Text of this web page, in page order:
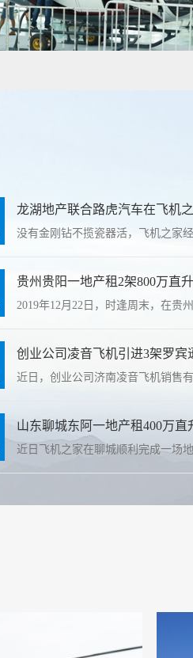
龙湖地产联合路虎汽车在飞机
没有金刚钻不揽瓷器活，飞机之
贵州贵阳一地产租2架800万直
2019年12月22日，时逢周末，在
创业公司凌音飞机引进3架罗
近日，创业公司济南凌音飞机销
山东聊城东阿一地产租400万直
近日飞机之家在聊城顺利完成一